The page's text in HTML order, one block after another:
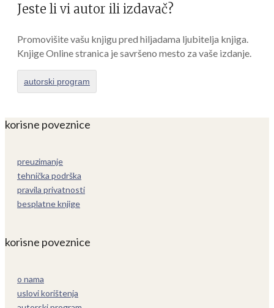
Jeste li vi autor ili izdavač?
Promovišite vašu knjigu pred hiljadama ljubitelja knjiga.
Knjige Online stranica je savršeno mesto za vaše izdanje.
autorski program
korisne poveznice
preuzimanje
tehnička podrška
pravila privatnosti
besplatne knjige
korisne poveznice
o nama
uslovi korištenja